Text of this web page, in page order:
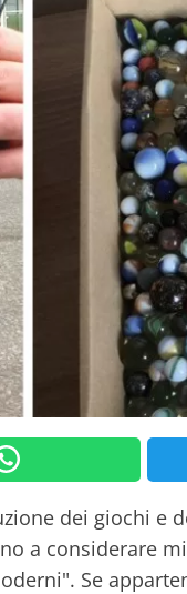
dei giochi e
a considerare
Se